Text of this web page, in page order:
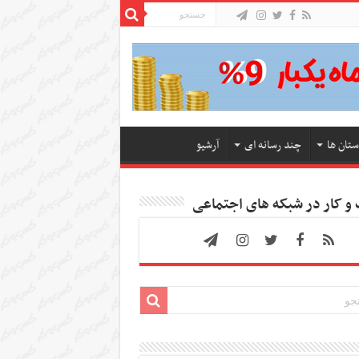
ها چند رسانه ای آرشیو
کار در شبکه های اجتماعی